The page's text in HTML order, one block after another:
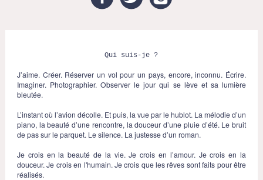
Qui suis-je ?
J’aime. Créer. Réserver un vol pour un pays, encore, inconnu. Écrire.
Imaginer. Photographier. Observer le jour qui se lève et sa lumière
bleutée.
L’instant où l’avion décolle. Et puis, la vue par le hublot. La mélodie d’un
piano, la beauté d’une rencontre, la douceur d’une pluie d’été. Le bruit
de pas sur le parquet. Le silence. La justesse d’un roman.
Je crois en la beauté de la vie. Je crois en l’amour. Je crois en la
douceur. Je crois en l'humain. Je crois que les rêves sont faits pour être
réalisés.